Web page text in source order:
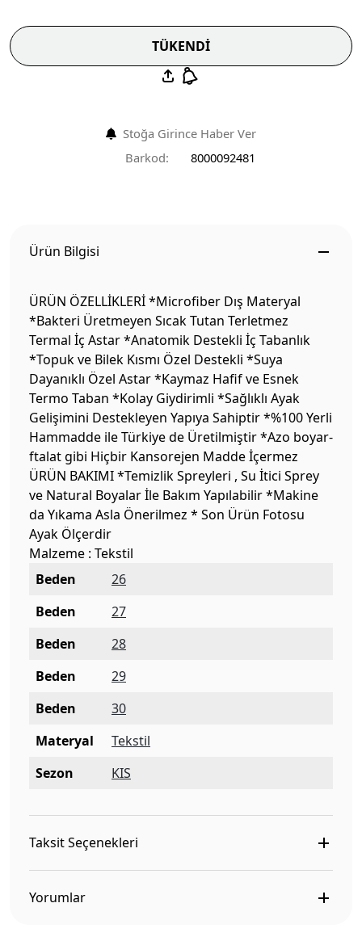
TÜKENDİ
Stoğa Girince Haber Ver
Barkod:
8000092481
Ürün Bilgisi
ÜRÜN ÖZELLİKLERİ *Microfiber Dış Materyal
*Bakteri Üretmeyen Sıcak Tutan Terletmez
Termal İç Astar *Anatomik Destekli İç Tabanlık
*Topuk ve Bilek Kısmı Özel Destekli *Suya
Dayanıklı Özel Astar *Kaymaz Hafif ve Esnek
Termo Taban *Kolay Giydirimli *Sağlıklı Ayak
Gelişimini Destekleyen Yapıya Sahiptir *%100 Yerli
Hammadde ile Türkiye de Üretilmiştir *Azo boyar-
ftalat gibi Hiçbir Kansorejen Madde İçermez
ÜRÜN BAKIMI *Temizlik Spreyleri , Su İtici Sprey
ve Natural Boyalar İle Bakım Yapılabilir *Makine
da Yıkama Asla Önerilmez * Son Ürün Fotosu
Ayak Ölçerdir
Malzeme : Tekstil
Beden
26
Beden
27
Beden
28
Beden
29
Beden
30
Materyal
Tekstil
Sezon
KIS
Taksit Seçenekleri
Yorumlar